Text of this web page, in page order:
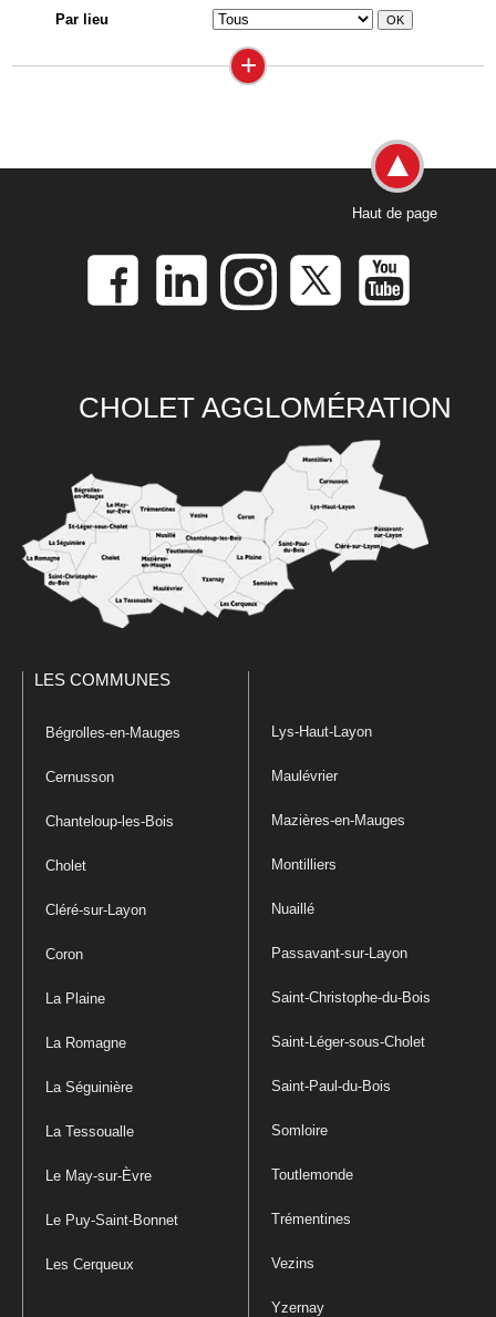
Par lieu
+
Haut de page
CHOLET AGGLOMÉRATION
LES COMMUNES
Bégrolles-en-Mauges
Cernusson
Chanteloup-les-Bois
Cholet
Cléré-sur-Layon
Coron
La Plaine
La Romagne
La Séguinière
La Tessoualle
Le May-sur-Èvre
Le Puy-Saint-Bonnet
Les Cerqueux
Lys-Haut-Layon
Maulévrier
Mazières-en-Mauges
Montilliers
Nuaillé
Passavant-sur-Layon
Saint-Christophe-du-Bois
Saint-Léger-sous-Cholet
Saint-Paul-du-Bois
Somloire
Toutlemonde
Trémentines
Vezins
Yzernay